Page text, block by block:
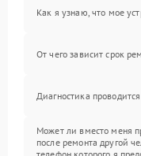
Как я узнаю, что мое
От чего зависит срок
Диагностика
Может ли вместо меня
после ремонта другой